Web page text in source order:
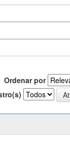
Ordenar por